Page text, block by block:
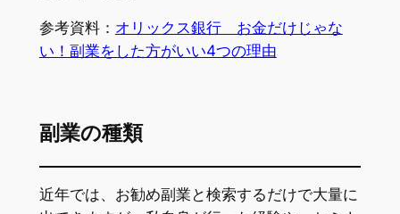
参考資料： オリックス銀行 お金だけじゃな
い！副業をした方がいい4つの理由
副業の種類
近年では、お勧め副業と検索するだけで大量に